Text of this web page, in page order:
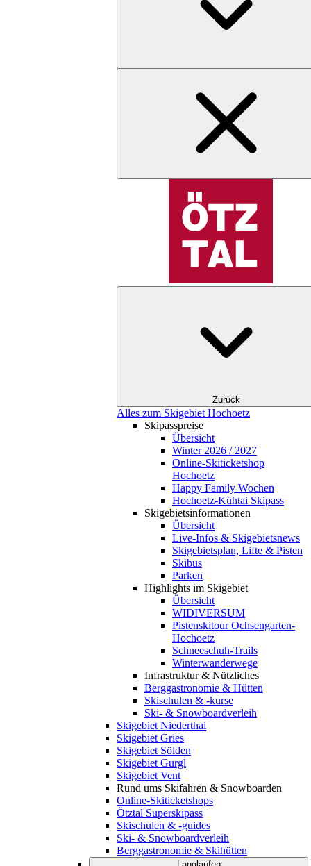
Zurück
Alles zum Skigebiet Hochoetz
Skipasspreise
Übersicht
Winter 2026 / 2027
Online-Skiticketshop
Hochoetz
Happy Family Wochen
Hochoetz-Kühtai Skipass
Skigebietsinformationen
Übersicht
Live-Infos & Skigebietsnews
Skigebietsplan, Lifte & Pisten
Skibus
Parken
Highlights im Skigebiet
Übersicht
WIDIVERSUM
Pistenskitour Ochsengarten-
Hochoetz
Schneeschuh-Trails
Winterwanderwege
Infrastruktur & Nützliches
Berggastronomie & Hütten
Skischulen & -kurse
Ski- & Snowboardverleih
Skigebiet Niederthai
Skigebiet Gries
Skigebiet Sölden
Skigebiet Gurgl
Skigebiet Vent
Rund ums Skifahren & Snowboarden
Online-Skiticketshops
Ötztal Superskipass
Skischulen & -guides
Ski- & Snowboardverleih
Berggastronomie & Skihütten